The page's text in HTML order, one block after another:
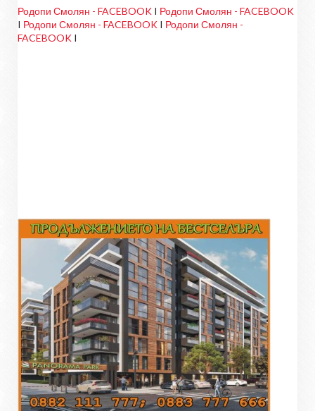
Родопи Смолян - FACEBOOK I Родопи Смолян - FACEBOOK
I Родопи Смолян - FACEBOOK I Родопи Смолян -
FACEBOOK I